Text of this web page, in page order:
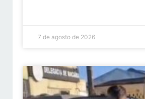
7 de agosto de 2026